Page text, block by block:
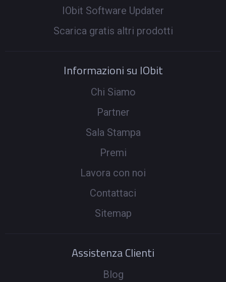
IObit Software Updater
Scarica gratis altri prodotti
Informazioni su IObit
Chi Siamo
Partner
Sala Stampa
Premi
Lavora con noi
Contattaci
Sitemap
Assistenza Clienti
Blog